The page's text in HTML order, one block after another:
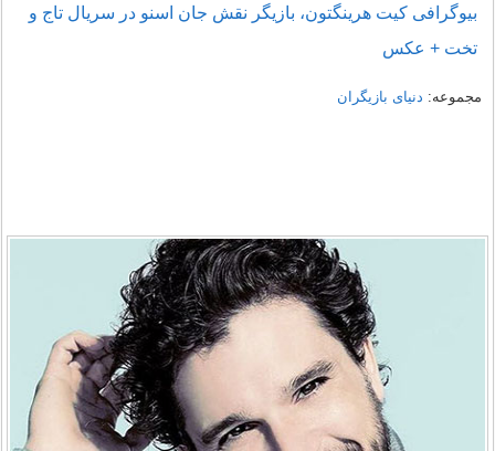
بیوگرافی کیت هرینگتون، بازیگر نقش جان اسنو در سریال تاج و
تخت + عکس
مجموعه: دنیای بازیگران